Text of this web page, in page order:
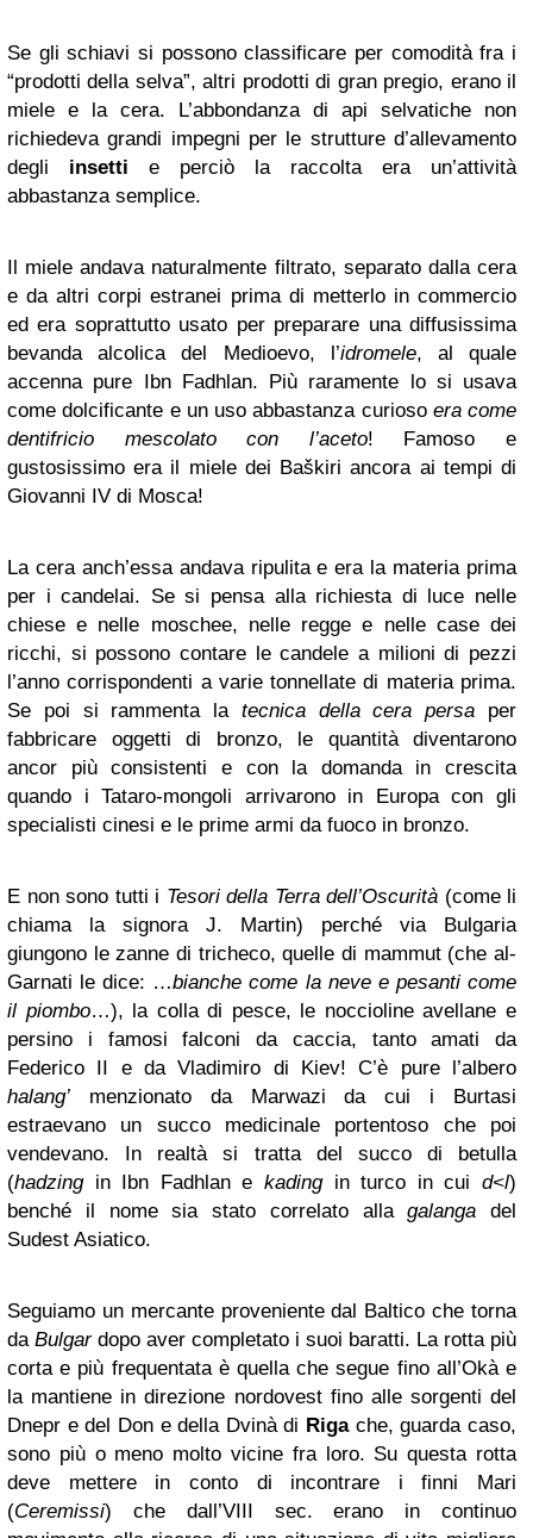
Se gli schiavi si possono classificare per comodità fra i
“prodotti della selva”, altri prodotti di gran pregio, erano il
miele e la cera. L’abbondanza di api selvatiche non
richiedeva grandi impegni per le strutture d’allevamento
degli insetti e perciò la raccolta era un’attività
abbastanza semplice.
Il miele andava naturalmente filtrato, separato dalla cera
e da altri corpi estranei prima di metterlo in commercio
ed era soprattutto usato per preparare una diffusissima
bevanda alcolica del Medioevo, l’idromele, al quale
accenna pure Ibn Fadhlan. Più raramente lo si usava
come dolcificante e un uso abbastanza curioso era come
dentifricio mescolato con l’aceto! Famoso e
gustosissimo era il miele dei Baškiri ancora ai tempi di
Giovanni IV di Mosca!
La cera anch’essa andava ripulita e era la materia prima
per i candelai. Se si pensa alla richiesta di luce nelle
chiese e nelle moschee, nelle regge e nelle case dei
ricchi, si possono contare le candele a milioni di pezzi
l’anno corrispondenti a varie tonnellate di materia prima.
Se poi si rammenta la tecnica della cera persa per
fabbricare oggetti di bronzo, le quantità diventarono
ancor più consistenti e con la domanda in crescita
quando i Tataro-mongoli arrivarono in Europa con gli
specialisti cinesi e le prime armi da fuoco in bronzo.
E non sono tutti i Tesori della Terra dell’Oscurità (come li
chiama la signora J. Martin) perché via Bulgaria
giungono le zanne di tricheco, quelle di mammut (che al-
Garnati le dice: …bianche come la neve e pesanti come
il piombo…), la colla di pesce, le noccioline avellane e
persino i famosi falconi da caccia, tanto amati da
Federico II e da Vladimiro di Kiev! C’è pure l’albero
halang’ menzionato da Marwazi da cui i Burtasi
estraevano un succo medicinale portentoso che poi
vendevano. In realtà si tratta del succo di betulla
(hadzingin Ibn Fadhlan e kadingin turco in cui d<l)
benché il nome sia stato correlato allagalanga del
Sudest Asiatico.
Seguiamo un mercante proveniente dal Baltico che torna
da Bulgardopo aver completato i suoi baratti. La rotta più
corta e più frequentata è quella che segue fino all’Okà e
la mantiene in direzione nordovest fino alle sorgenti del
Dnepr e del Don e della Dvinà di Rigache, guarda caso,
sono più o meno molto vicine fra loro. Su questa rotta
deve mettere in conto di incontrare i finni Mari
(Ceremissi) che dall’VIII sec. erano in continuo